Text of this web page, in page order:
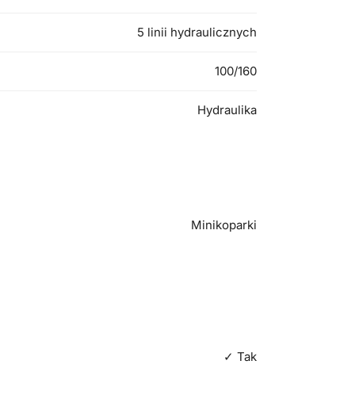
5 linii hydraulicznych
100/160
Hydraulika
Minikoparki
✓ Tak